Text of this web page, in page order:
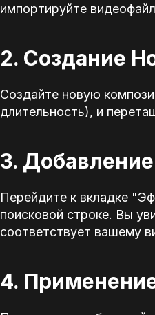
импортируйте
2. Создание
Создайте новую
длительность), и
3.
Перейдите к вкладке
поисковой строке. Вы
соответствует вашему
4.